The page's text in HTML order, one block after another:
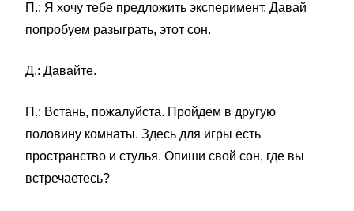
П.: Я хочу тебе предложить эксперимент. Давай
попробуем разыграть, этот сон.
Д.: Давайте.
П.: Встань, пожалуйста. Пройдем в другую
половину комнаты. Здесь для игры есть
пространство и стулья. Опиши свой сон, где вы
встречаетесь?